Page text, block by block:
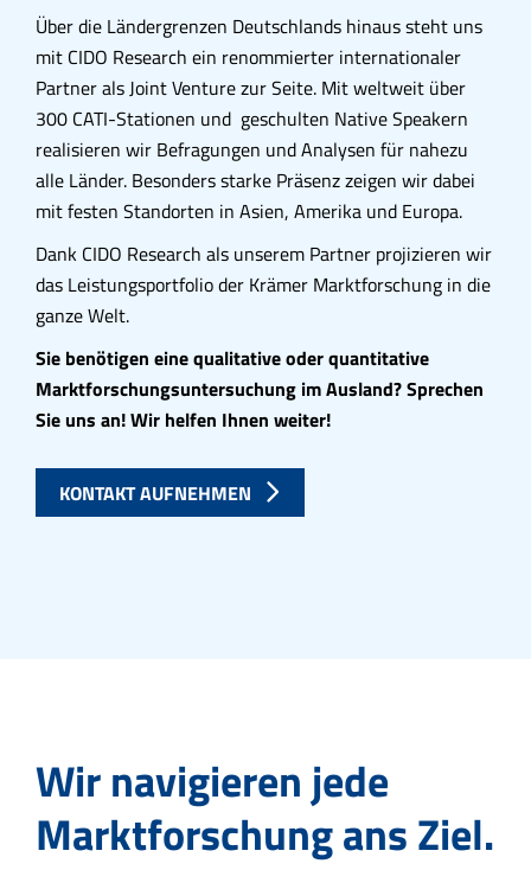
Über die Ländergrenzen Deutschlands hinaus steht uns
mit CIDO Research ein renommierter internationaler
Partner als Joint Venture zur Seite. Mit weltweit über
300 CATI-Stationen und geschulten Native Speakern
realisieren wir Befragungen und Analysen für nahezu
alle Länder. Besonders starke Präsenz zeigen wir dabei
mit festen Standorten in Asien, Amerika und Europa.
Dank CIDO Research als unserem Partner projizieren wir
das Leistungsportfolio der Krämer Marktforschung in die
ganze Welt.
Sie benötigen eine qualitative oder quantitative
Marktforschungsuntersuchung im Ausland? Sprechen
Sie uns an! Wir helfen Ihnen weiter!​
KONTAKT AUFNEHMEN
Wir navigieren jede
Marktforschung ans Ziel.